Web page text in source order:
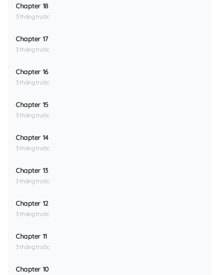
Chapter 18
3 tháng trước
Chapter 17
3 tháng trước
Chapter 16
3 tháng trước
Chapter 15
3 tháng trước
Chapter 14
3 tháng trước
Chapter 13
3 tháng trước
Chapter 12
3 tháng trước
Chapter 11
3 tháng trước
Chapter 10